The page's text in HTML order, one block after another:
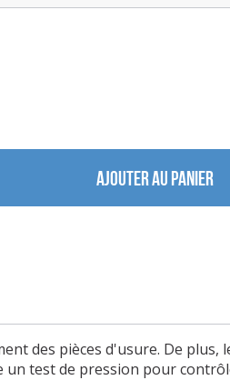
AJOUTER AU PANIER
des pièces d'usure. De plus,
un test de pression pour